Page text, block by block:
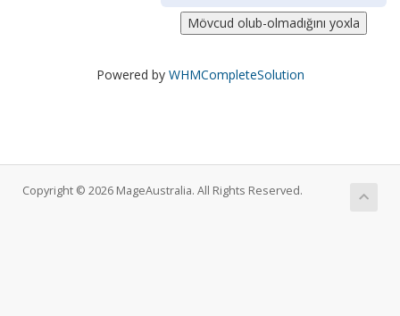
Powered by WHMCompleteSolution
Copyright © 2026 MageAustralia. All Rights Reserved.